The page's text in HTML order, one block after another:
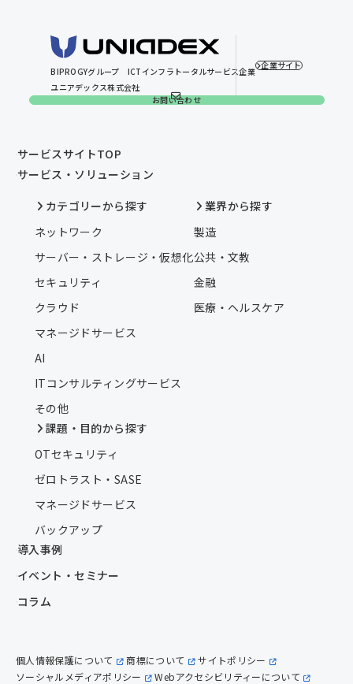
BIPROGYグループ ICTインフラトータルサービス企業
ユニアデックス株式会社
企業サイト
お問い合わせ
サービスサイトTOP
サービス・ソリューション
カテゴリーから探す
ネットワーク
サーバー・ストレージ・仮想化
セキュリティ
クラウド
マネージドサービス
AI
ITコンサルティングサービス
その他
業界から探す
製造
公共・文教
金融
医療・ヘルスケア
課題・目的から探す
OTセキュリティ
ゼロトラスト・SASE
マネージドサービス
バックアップ
導入事例
イベント・セミナー
コラム
個人情報保護について 商標について
サイトポリシー
ソーシャルメディアポリシー
Webアクセシビリティーについて